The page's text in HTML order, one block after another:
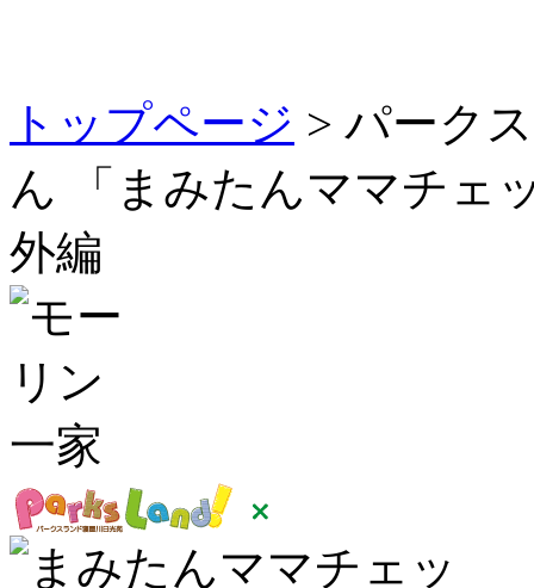
トップページ > パーク
ん 「まみたんママチェ
外編